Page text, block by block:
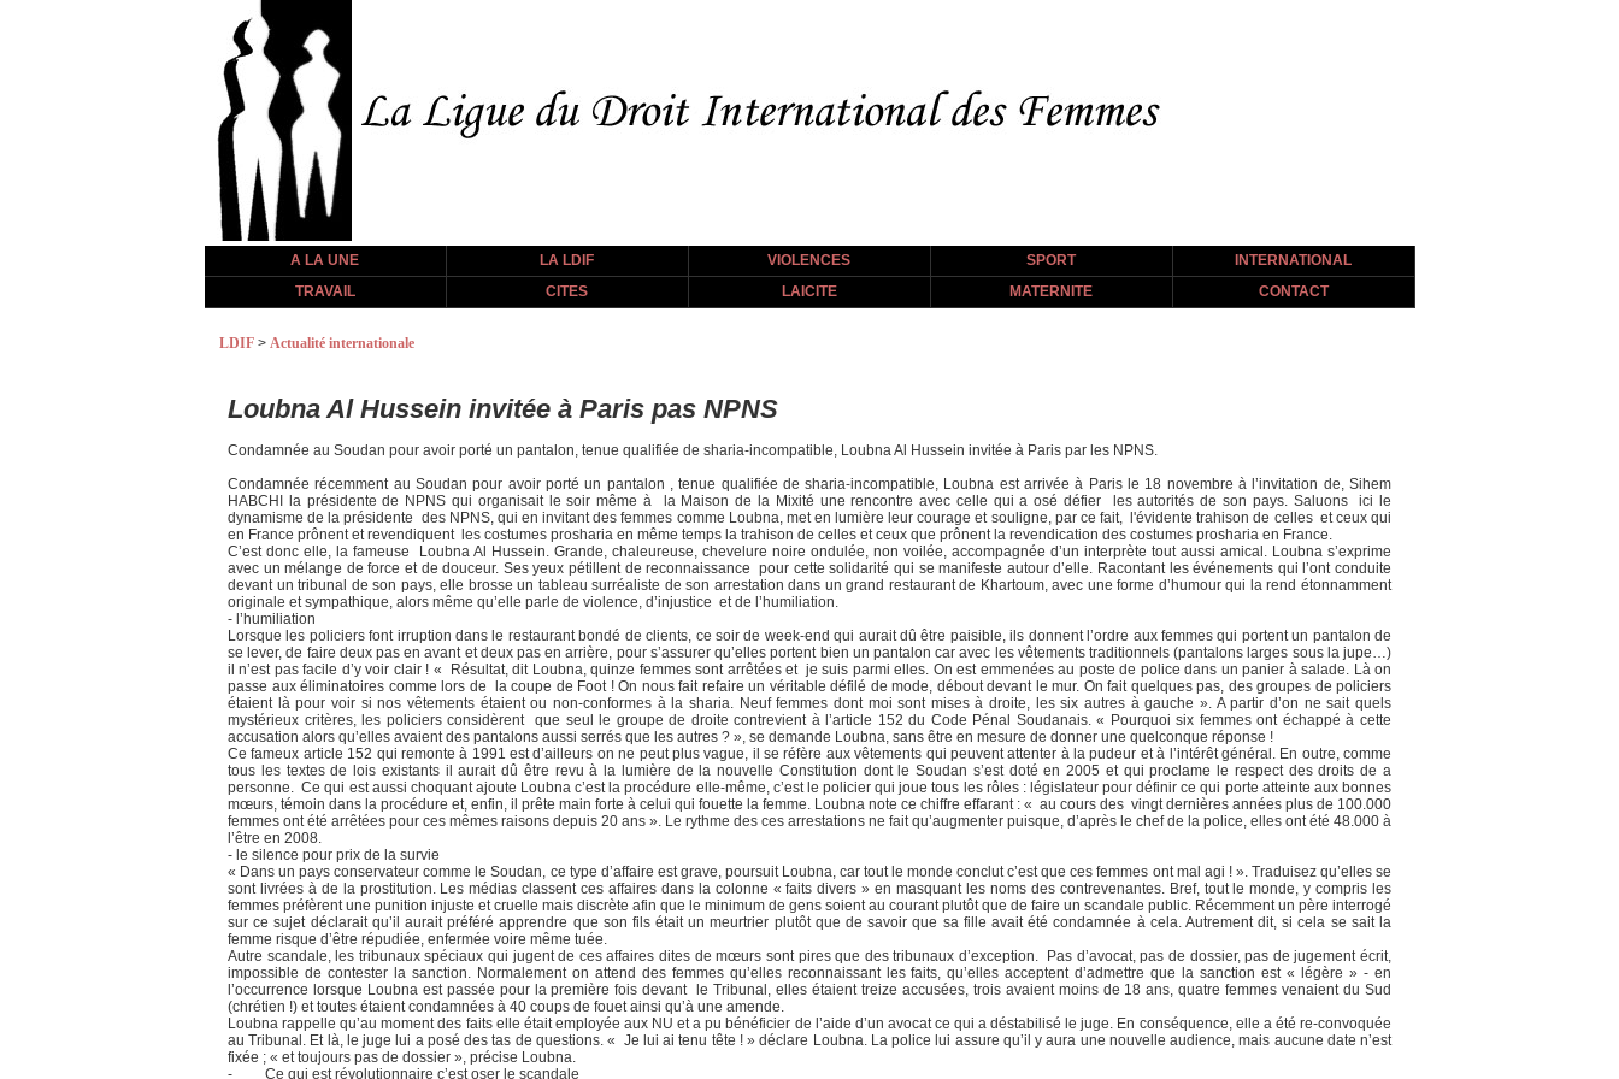
A LA UNE LA LDIF VIOLENCES SPORT
INTERNATIONAL
TRAVAIL
CITES LAICITE MATERNITE CONTACT
LDIF > Actualité internationale
Loubna Al Hussein invitée à Paris pas NPNS
Condamnée au Soudan pour avoir porté un pantalon, tenue qualifiée de sharia-incompatible, Loubna Al Hussein invitée à Paris par les NPNS.
Condamnée récemment au Soudan pour avoir porté un pantalon , tenue qualifiée de sharia-incompatible, Loubna est arrivée à Paris le 18 novembre à l’invitation de, Sihem
HABCHI la présidente de NPNS qui organisait le soir même à la Maison de la Mixité une rencontre avec celle qui a osé défier les autorités de son pays. Saluons ici le
dynamisme de la présidente des NPNS, qui en invitant des femmes comme Loubna, met en lumière leur courage et souligne, par ce fait, l'évidente trahison de celles et ceux qui
en France prônent et revendiquent les costumes prosharia en même temps la trahison de celles et ceux que prônent la revendication des costumes prosharia en France.
C’est donc elle, la fameuse Loubna Al Hussein. Grande, chaleureuse, chevelure noire ondulée, non voilée, accompagnée d’un interprète tout aussi amical. Loubna s’exprime
avec un mélange de force et de douceur. Ses yeux pétillent de reconnaissance pour cette solidarité qui se manifeste autour d’elle. Racontant les événements qui l’ont conduite
devant un tribunal de son pays, elle brosse un tableau surréaliste de son arrestation dans un grand restaurant de Khartoum, avec une forme d’humour qui la rend étonnamment
originale et sympathique, alors même qu’elle parle de violence, d’injustice et de l’humiliation.
- l’humiliation
Lorsque les policiers font irruption dans le restaurant bondé de clients, ce soir de week-end qui aurait dû être paisible, ils donnent l’ordre aux femmes qui portent un pantalon de
se lever, de faire deux pas en avant et deux pas en arrière, pour s’assurer qu’elles portent bien un pantalon car avec les vêtements traditionnels (pantalons larges sous la jupe…)
il n’est pas facile d’y voir clair ! « Résultat, dit Loubna, quinze femmes sont arrêtées et je suis parmi elles. On est emmenées au poste de police dans un panier à salade. Là on
passe aux éliminatoires comme lors de la coupe de Foot ! On nous fait refaire un véritable défilé de mode, débout devant le mur. On fait quelques pas, des groupes de policiers
étaient là pour voir si nos vêtements étaient ou non-conformes à la sharia. Neuf femmes dont moi sont mises à droite, les six autres à gauche ». A partir d’on ne sait quels
mystérieux critères, les policiers considèrent que seul le groupe de droite contrevient à l’article 152 du Code Pénal Soudanais. « Pourquoi six femmes ont échappé à cette
accusation alors qu’elles avaient des pantalons aussi serrés que les autres ? », se demande Loubna, sans être en mesure de donner une quelconque réponse !
Ce fameux article 152 qui remonte à 1991 est d’ailleurs on ne peut plus vague, il se réfère aux vêtements qui peuvent attenter à la pudeur et à l’intérêt général. En outre, comme
tous les textes de lois existants il aurait dû être revu à la lumière de la nouvelle Constitution dont le Soudan s’est doté en 2005 et qui proclame le respect des droits de a
personne. Ce qui est aussi choquant ajoute Loubna c’est la procédure elle-même, c’est le policier qui joue tous les rôles : législateur pour définir ce qui porte atteinte aux bonnes
mœurs, témoin dans la procédure et, enfin, il prête main forte à celui qui fouette la femme. Loubna note ce chiffre effarant : « au cours des vingt dernières années plus de 100.000
femmes ont été arrêtées pour ces mêmes raisons depuis 20 ans ». Le rythme des ces arrestations ne fait qu’augmenter puisque, d’après le chef de la police, elles ont été 48.000 à
l’être en 2008.
- le silence pour prix de la survie
« Dans un pays conservateur comme le Soudan, ce type d’affaire est grave, poursuit Loubna, car tout le monde conclut c’est que ces femmes ont mal agi ! ». Traduisez qu’elles se
sont livrées à de la prostitution. Les médias classent ces affaires dans la colonne « faits divers » en masquant les noms des contrevenantes. Bref, tout le monde, y compris les
femmes préfèrent une punition injuste et cruelle mais discrète afin que le minimum de gens soient au courant plutôt que de faire un scandale public. Récemment un père interrogé
sur ce sujet déclarait qu’il aurait préféré apprendre que son fils était un meurtrier plutôt que de savoir que sa fille avait été condamnée à cela. Autrement dit, si cela se sait la
femme risque d’être répudiée, enfermée voire même tuée.
Autre scandale, les tribunaux spéciaux qui jugent de ces affaires dites de mœurs sont pires que des tribunaux d’exception. Pas d’avocat, pas de dossier, pas de jugement écrit,
impossible de contester la sanction. Normalement on attend des femmes qu’elles reconnaissant les faits, qu’elles acceptent d’admettre que la sanction est « légère » - en
l’occurrence lorsque Loubna est passée pour la première fois devant le Tribunal, elles étaient treize accusées, trois avaient moins de 18 ans, quatre femmes venaient du Sud
(chrétien !) et toutes étaient condamnées à 40 coups de fouet ainsi qu’à une amende.
Loubna rappelle qu’au moment des faits elle était employée aux NU et a pu bénéficier de l’aide d’un avocat ce qui a déstabilisé le juge. En conséquence, elle a été re-convoquée
au Tribunal. Et là, le juge lui a posé des tas de questions. « Je lui ai tenu tête ! » déclare Loubna. La police lui assure qu’il y aura une nouvelle audience, mais aucune date n’est
fixée ; « et toujours pas de dossier », précise Loubna.
- Ce qui est révolutionnaire c’est oser le scandale